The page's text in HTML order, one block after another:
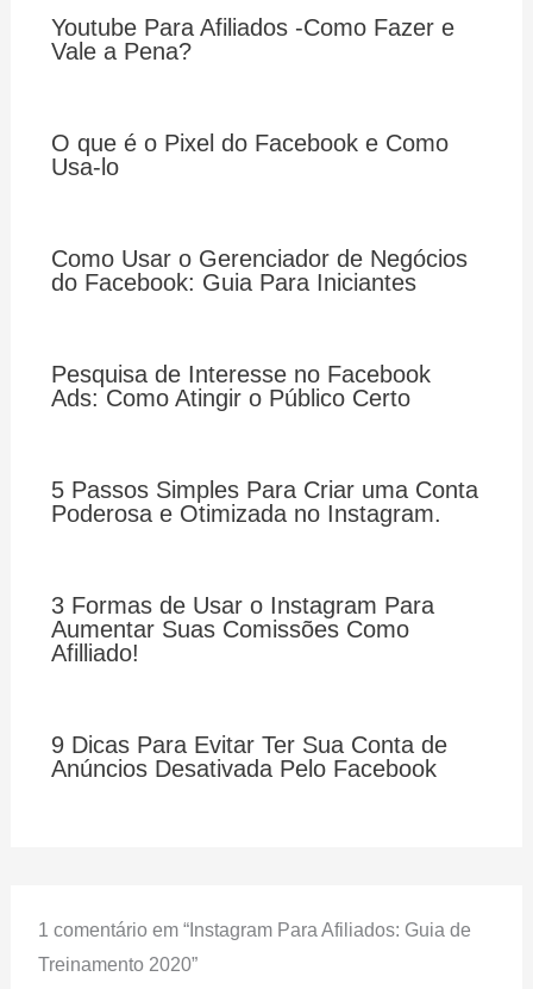
Youtube Para Afiliados -Como Fazer e
Vale a Pena?
O que é o Pixel do Facebook e Como
Usa-lo
Como Usar o Gerenciador de Negócios
do Facebook: Guia Para Iniciantes
Pesquisa de Interesse no Facebook
Ads: Como Atingir o Público Certo
5 Passos Simples Para Criar uma Conta
Poderosa e Otimizada no Instagram.
3 Formas de Usar o Instagram Para
Aumentar Suas Comissões Como
Afilliado!
9 Dicas Para Evitar Ter Sua Conta de
Anúncios Desativada Pelo Facebook
1 comentário em “Instagram Para Afiliados: Guia de
Treinamento 2020”